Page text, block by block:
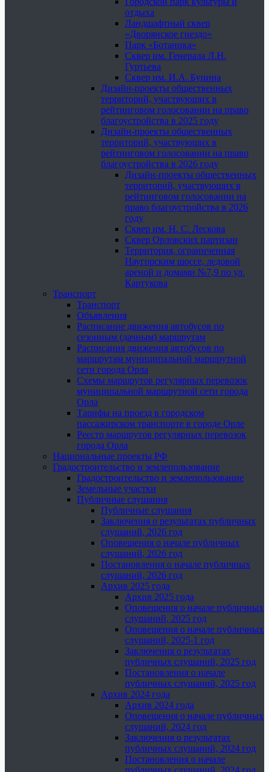
отдыха
Ландшафтный сквер
«Дворянское гнездо»
Парк «Ботаника»
Сквер им. Генерала Л.Н.
Гуртьева
Сквер им. И.А. Бунина
Дизайн-проекты общественных
территорий, участвующих в
рейтинговом голосовании на право
благоустройства в 2025 году
Дизайн-проекты общественных
территорий, участвующих в
рейтинговом голосовании на право
благоустройства в 2026 году
Дизайн-проекты общественных
территорий, участвующих в
рейтинговом голосовании на
право благоустройства в 2026
году
Сквер им. Н. С. Лескова
Сквер Орловских партизан
Территория, ограниченная
Наугорским шоссе, ледовой
ареной и домами №7,9 по ул.
Картукова
Транспорт
Транспорт
Объявления
Расписание движения автобусов по
сезонным (дачным) маршрутам
Расписания движения автобусов по
маршрутам муниципальной маршрутной
сети города Орла
Схемы маршрутов регулярных перевозок
муниципальной маршрутной сети города
Орла
Тарифы на проезд в городском
пассажирском транспорте в городе Орле
Реестр маршрутов регулярных перевозок
города Орла
Национальные проекты РФ
Градостроительство и землепользование
Градостроительство и землепользование
Земельные участки
Публичные слушания
Публичные слушания
Заключения о результатах публичных
слушаний, 2026 год
Оповещения о начале публичных
слушаний, 2026 год
Постановления о начале публичных
слушаний, 2026 год
Архив 2025 года
Архив 2025 года
Оповещения о начале публичных
слушаний, 2025 год
Оповещения о начале публичных
слушаний, 2025-1 год
Заключения о результатах
публичных слушаний, 2025 год
Постановления о начале
публичных слушаний, 2025 год
Архив 2024 года
Архив 2024 года
Оповещения о начале публичных
слушаний, 2024 год
Заключения о результатах
публичных слушаний, 2024 год
Постановления о начале
публичных слушаний, 2024 год